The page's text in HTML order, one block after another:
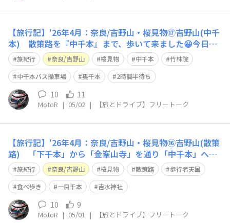
【旅行記】'26年4月：奈良/吉野山・桜見物⑰吉野山(中千
本) 散策路を『中千本』まで、歩いて来ました😀今日の
散策の終着点は「竹林院」です中千本もソメイヨシノは葉
桜になっていて、見頃は「上千本」まで、移っている様で
す🙄 桜開花時期限定で「中千本バス操車場（竹林院
前）」から「奥千本」行のが運行していま
旅紀行 奈良/吉野山 桜見物 中千本
竹林院
中千本バス操車場
奥千本 2時間半待ち
10 11
MotoR | 05/02 | 【旅とドライブ】フリートーク
【旅行記】'26年4月：奈良/吉野山・桜見物⑯吉野山(散策
路) 「下千本」から「金峯山寺」を通り「中千本」へ吉
野山と言うだけあって、ひたすら上りの『散策路』です😥
普段は道路の場所を、この時期なので歩行者天国 道の両
サイドには、食べ物屋さんが目白押し…柿の葉ずし・葛
餅・焼タケノコ・焼トウモロコシお行儀
旅紀行 奈良/吉野山 桜見物 散策路
歩行者天国
食べ歩き
一目千本 吉水神社
10 9
MotoR | 05/01 | 【旅とドライブ】フリートーク